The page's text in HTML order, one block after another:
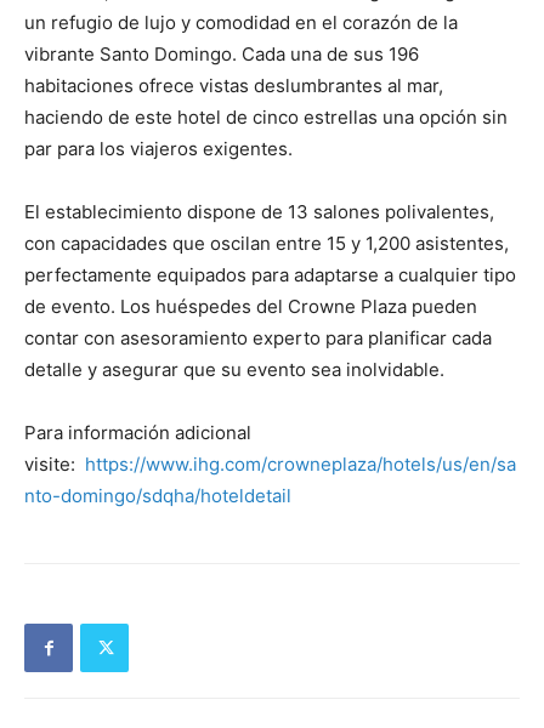
un refugio de lujo y comodidad en el corazón de la
vibrante Santo Domingo. Cada una de sus 196
habitaciones ofrece vistas deslumbrantes al mar,
haciendo de este hotel de cinco estrellas una opción sin
par para los viajeros exigentes.
El establecimiento dispone de 13 salones polivalentes,
con capacidades que oscilan entre 15 y 1,200 asistentes,
perfectamente equipados para adaptarse a cualquier tipo
de evento. Los huéspedes del Crowne Plaza pueden
contar con asesoramiento experto para planificar cada
detalle y asegurar que su evento sea inolvidable.
Para información adicional
visite: https://www.ihg.com/crowneplaza/hotels/us/en/sa
nto-domingo/sdqha/hoteldetail